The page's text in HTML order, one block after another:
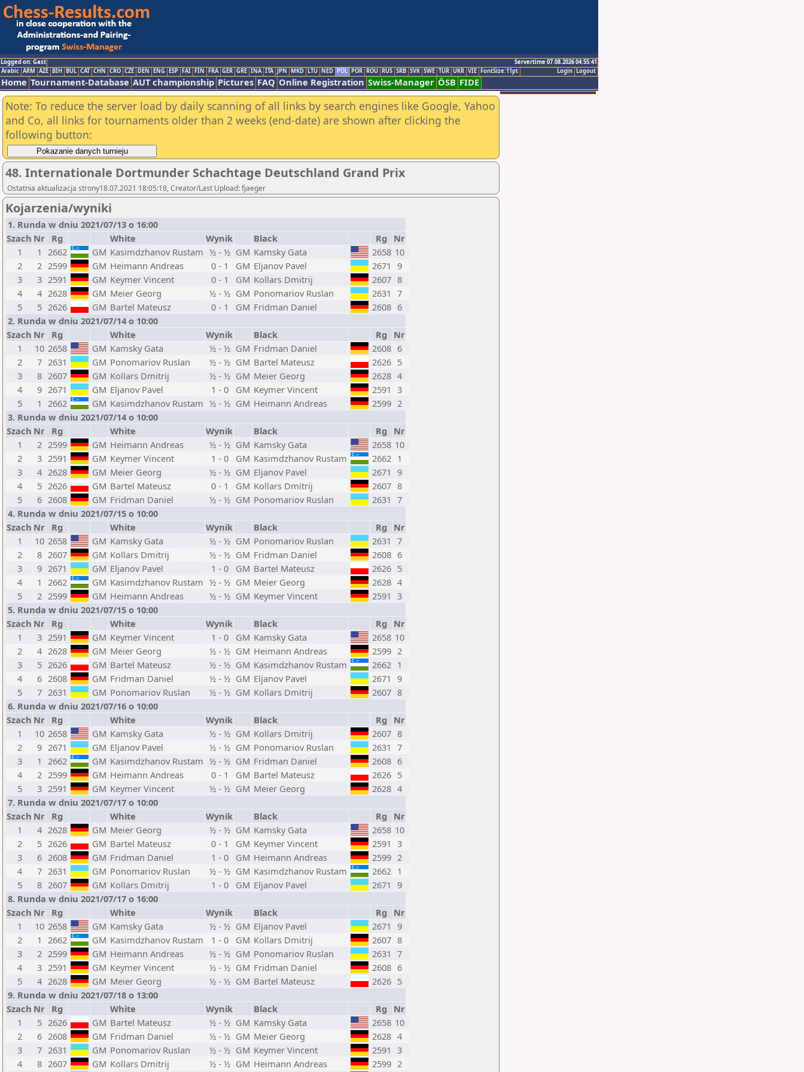
Logged on: Gast
Servertime 07.08.2026 04:55:41
Logout
Login
Arabic ARM AZE BIH BUL CAT CHN CRO CZE DEN ENG ESP FAI FIN FRA GER GRE INA ITA JPN MKD LTU NED POL POR ROU RUS SRB SVK SWE TUR UKR VIE FontSize:11pt
Home Tournament-Database AUT championship Pictures FAQ Online Registration Swiss-Manager ÖSB FIDE
Note: To reduce the server load by daily scanning of all links by search engines like Google, Yahoo
and Co, all links for tournaments older than 2 weeks (end-date) are shown after clicking the
following button:
48. Internationale Dortmunder Schachtage Deutschland Grand Prix
Ostatnia aktualizacja strony18.07.2021 18:05:18, Creator/Last Upload: fjaeger
Kojarzenia/wyniki
1. Runda w dniu 2021/07/13 o 16:00
Szach Nr Rg White Wynik Black Rg
Nr
1
1 2662 GM Kasimdzhanov Rustam ½ - ½ GM Kamsky Gata 2658 10
2
2 2599 GM Heimann Andreas 0 - 1 GM Eljanov Pavel 2671 9
3
3 2591 GM Keymer Vincent 0 - 1 GM Kollars Dmitrij 2607 8
4
4 2628 GM Meier Georg ½ - ½ GM Ponomariov Ruslan 2631 7
5
5 2626 GM Bartel Mateusz 0 - 1 GM Fridman Daniel 2608 6
2. Runda w dniu 2021/07/14 o 10:00
Szach Nr Rg White Wynik Black Rg
Nr
1
10 2658 GM Kamsky Gata ½ - ½ GM Fridman Daniel 2608 6
2
7 2631 GM Ponomariov Ruslan ½ - ½ GM Bartel Mateusz 2626 5
3
8 2607 GM Kollars Dmitrij ½ - ½ GM Meier Georg 2628 4
4
9 2671 GM Eljanov Pavel 1 - 0 GM Keymer Vincent 2591 3
5
1 2662 GM Kasimdzhanov Rustam ½ - ½ GM Heimann Andreas 2599 2
3. Runda w dniu 2021/07/14 o 10:00
Szach Nr Rg White Wynik Black Rg
Nr
1
2 2599 GM Heimann Andreas ½ - ½ GM Kamsky Gata 2658 10
2
3 2591 GM Keymer Vincent 1 - 0 GM Kasimdzhanov Rustam 2662 1
3
4 2628 GM Meier Georg ½ - ½ GM Eljanov Pavel 2671 9
4
5 2626 GM Bartel Mateusz 0 - 1 GM Kollars Dmitrij 2607 8
5
6 2608 GM Fridman Daniel ½ - ½ GM Ponomariov Ruslan 2631 7
4. Runda w dniu 2021/07/15 o 10:00
Szach Nr Rg White Wynik Black Rg
Nr
1
10 2658 GM Kamsky Gata ½ - ½ GM Ponomariov Ruslan 2631 7
2
8 2607 GM Kollars Dmitrij ½ - ½ GM Fridman Daniel 2608 6
3
9 2671 GM Eljanov Pavel 1 - 0 GM Bartel Mateusz 2626 5
4
1 2662 GM Kasimdzhanov Rustam ½ - ½ GM Meier Georg 2628 4
5
2 2599 GM Heimann Andreas ½ - ½ GM Keymer Vincent 2591 3
5. Runda w dniu 2021/07/15 o 10:00
Szach Nr Rg White Wynik Black Rg
Nr
1
3 2591 GM Keymer Vincent 1 - 0 GM Kamsky Gata 2658 10
2
4 2628 GM Meier Georg ½ - ½ GM Heimann Andreas 2599 2
3
5 2626 GM Bartel Mateusz ½ - ½ GM Kasimdzhanov Rustam 2662 1
4
6 2608 GM Fridman Daniel ½ - ½ GM Eljanov Pavel 2671 9
5
7 2631 GM Ponomariov Ruslan ½ - ½ GM Kollars Dmitrij 2607 8
6. Runda w dniu 2021/07/16 o 10:00
Szach Nr Rg White Wynik Black Rg
Nr
1
10 2658 GM Kamsky Gata ½ - ½ GM Kollars Dmitrij 2607 8
2
9 2671 GM Eljanov Pavel ½ - ½ GM Ponomariov Ruslan 2631 7
3
1 2662 GM Kasimdzhanov Rustam ½ - ½ GM Fridman Daniel 2608 6
4
2 2599 GM Heimann Andreas 0 - 1 GM Bartel Mateusz 2626 5
5
3 2591 GM Keymer Vincent ½ - ½ GM Meier Georg 2628 4
7. Runda w dniu 2021/07/17 o 10:00
Szach Nr Rg White Wynik Black Rg
Nr
1
4 2628 GM Meier Georg ½ - ½ GM Kamsky Gata 2658 10
2
5 2626 GM Bartel Mateusz 0 - 1 GM Keymer Vincent 2591 3
3
6 2608 GM Fridman Daniel 1 - 0 GM Heimann Andreas 2599 2
4
7 2631 GM Ponomariov Ruslan ½ - ½ GM Kasimdzhanov Rustam 2662 1
5
8 2607 GM Kollars Dmitrij 1 - 0 GM Eljanov Pavel 2671 9
8. Runda w dniu 2021/07/17 o 16:00
Szach Nr Rg White Wynik Black Rg
Nr
1
10 2658 GM Kamsky Gata ½ - ½ GM Eljanov Pavel 2671 9
2
1 2662 GM Kasimdzhanov Rustam 1 - 0 GM Kollars Dmitrij 2607 8
3
2 2599 GM Heimann Andreas ½ - ½ GM Ponomariov Ruslan 2631 7
4
3 2591 GM Keymer Vincent ½ - ½ GM Fridman Daniel 2608 6
5
4 2628 GM Meier Georg ½ - ½ GM Bartel Mateusz 2626 5
9. Runda w dniu 2021/07/18 o 13:00
Szach Nr Rg White Wynik Black Rg
Nr
1
5 2626 GM Bartel Mateusz ½ - ½ GM Kamsky Gata 2658 10
2
6 2608 GM Fridman Daniel ½ - ½ GM Meier Georg 2628 4
3
7 2631 GM Ponomariov Ruslan ½ - ½ GM Keymer Vincent 2591 3
4
8 2607 GM Kollars Dmitrij ½ - ½ GM Heimann Andreas 2599 2